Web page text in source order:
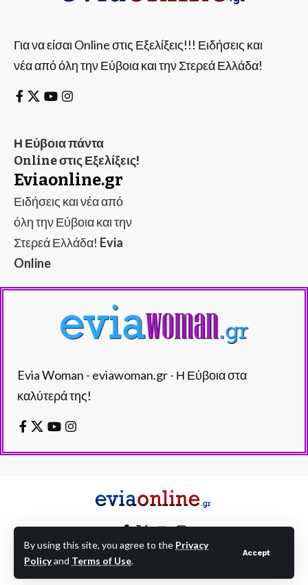
By using this site, you agree to the Privacy
Policyand Terms of Use.
Accept
Για να είσαι Online στις Εξελίξεις!!! Ειδήσεις και
νέα από όλη την Εύβοια και την Στερεά Ελλάδα!
Η Εύβοια πάντα
Online στις Εξελίξεις!
Eviaonline.gr
Ειδήσεις και νέα από
όλη την Εύβοια και την
Στερεά Ελλάδα! Evia
Online
Evia Woman - eviawoman.gr - Η Εύβοια στα
καλύτερά της!
EVIAONLINE © eviaonline.gr - All Rights Reserved.